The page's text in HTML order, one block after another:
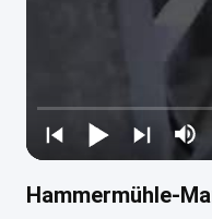
Hammermühle-